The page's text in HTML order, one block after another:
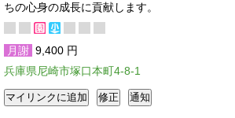
ちの心身の成長に貢献します。
月謝 9,400 円
兵庫県尼崎市塚口本町4-8-1